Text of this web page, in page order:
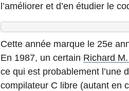
l’améliorer et d’en étudier le
Cette année marque le 25e
En 1987, un certain Richard
ce qui est probablement l’une
compilateur C libre (autant en